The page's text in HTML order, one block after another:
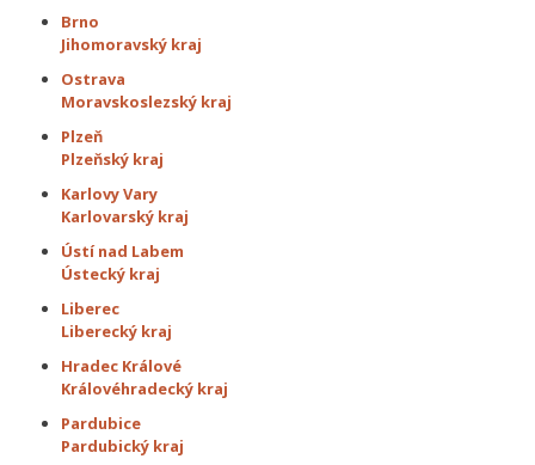
Brno
Jihomoravský kraj
Ostrava
Moravskoslezský kraj
Plzeň
Plzeňský kraj
Karlovy Vary
Karlovarský kraj
Ústí nad Labem
Ústecký kraj
Liberec
Liberecký kraj
Hradec Králové
Královéhradecký kraj
Pardubice
Pardubický kraj